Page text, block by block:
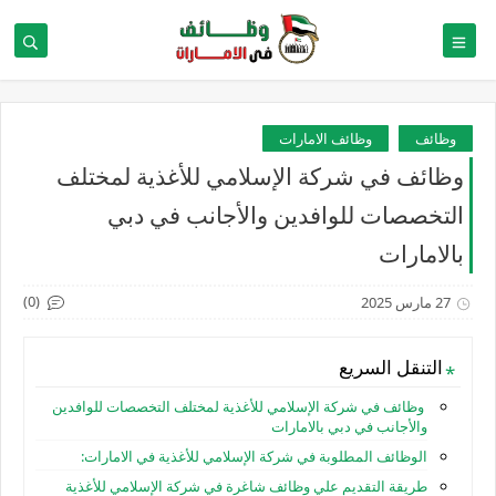
وظائف وظائف الامارات
وظائف في شركة الإسلامي للأغذية لمختلف
التخصصات للوافدين والأجانب في دبي
بالامارات
27 مارس 2025 (0)
التنقل السريع
وظائف في شركة الإسلامي للأغذية لمختلف التخصصات للوافدين
والأجانب في دبي بالامارات
الوظائف المطلوبة في شركة الإسلامي للأغذية في الامارات:
طريقة التقديم علي وظائف شاغرة في شركة الإسلامي للأغذية